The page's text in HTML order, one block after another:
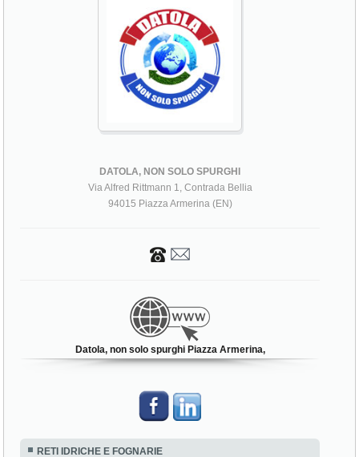
DATOLA, NON SOLO SPURGHI
Via Alfred Rittmann 1, Contrada Bellia
94015 Piazza Armerina (EN)
Datola, non solo spurghi Piazza Armerina,
RETI IDRICHE E FOGNARIE